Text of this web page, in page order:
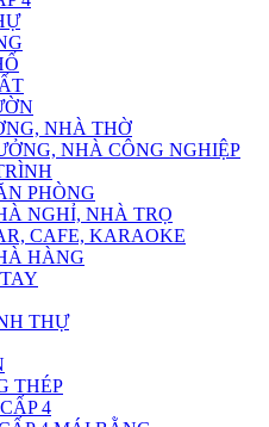
NHÀ THỜ
NHÀ CÔNG NGHIỆP
PHÒNG
NGHỈ, NHÀ TRỌ
CAFE, KARAOKE
HÀNG
THỰ
THÉP
4